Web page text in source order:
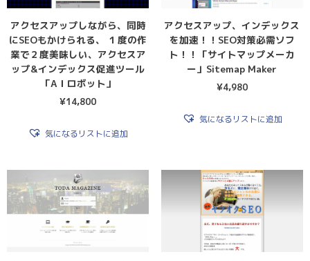
アクセスアップしながら、同時
にSEOもかけられる、 １度の作
業で２度美味しい、アクセスア
ップ&インデックス促進ツール
「AＩロボット」
¥14,800
気になるリストに追加
アクセスアップ、インデックス
を加速！！SEO対策必需ソフ
ト！！「サイトマップメーカ
ー」Sitemap Maker
¥4,980
気になるリストに追加